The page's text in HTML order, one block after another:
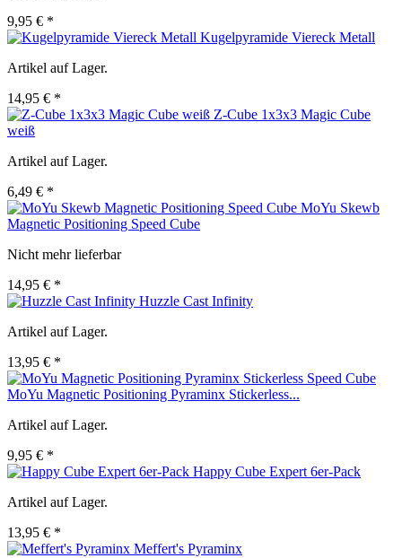
9,95 € *
Kugelpyramide Viereck Metall
Artikel auf Lager.
14,95 € *
Z-Cube 1x3x3 Magic Cube
weiß
Artikel auf Lager.
6,49 € *
MoYu Skewb
Magnetic Positioning Speed Cube
Nicht mehr lieferbar
14,95 € *
Huzzle Cast Infinity
Artikel auf Lager.
13,95 € *
MoYu Magnetic Positioning Pyraminx Stickerless...
Artikel auf Lager.
9,95 € *
Happy Cube Expert 6er-Pack
Artikel auf Lager.
13,95 € *
Meffert's Pyraminx